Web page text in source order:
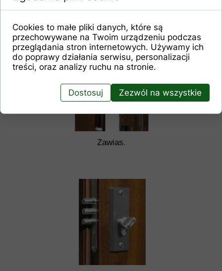
Rygiel pionowy.
Zawias.
Cookies to małe pliki danych, które są
przechowywane na Twoim urządzeniu podczas
przeglądania stron internetowych. Używamy ich
do poprawy działania serwisu, personalizacji
treści, oraz analizy ruchu na stronie.
Dostosuj Zezwól na wszystkie